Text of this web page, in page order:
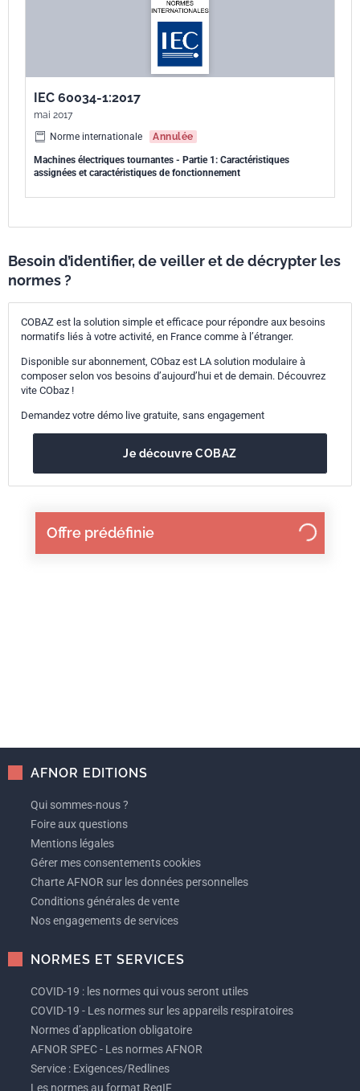
Offre prédéfinie
IEC 60034-1:2017
mai 2017
Norme internationale
Annulée
Machines électriques tournantes - Partie 1: Caractéristiques
assignées et caractéristiques de fonctionnement
Besoin d’identifier, de veiller et de décrypter les
normes ?
COBAZ est la solution simple et efficace pour répondre aux besoins
normatifs liés à votre activité, en France comme à l’étranger.
Disponible sur abonnement, CObaz est LA solution modulaire à
composer selon vos besoins d’aujourd’hui et de demain. Découvrez
vite CObaz !
Demandez votre démo live gratuite, sans engagement
Je découvre COBAZ
AFNOR EDITIONS
Qui sommes-nous ?
Foire aux questions
Mentions légales
Gérer mes consentements cookies
Charte AFNOR sur les données personnelles
Conditions générales de vente
Nos engagements de services
NORMES ET SERVICES
COVID-19 : les normes qui vous seront utiles
COVID-19 - Les normes sur les appareils respiratoires
Normes d’application obligatoire
AFNOR SPEC - Les normes AFNOR
Service : Exigences/Redlines
Les normes au format ReqIF